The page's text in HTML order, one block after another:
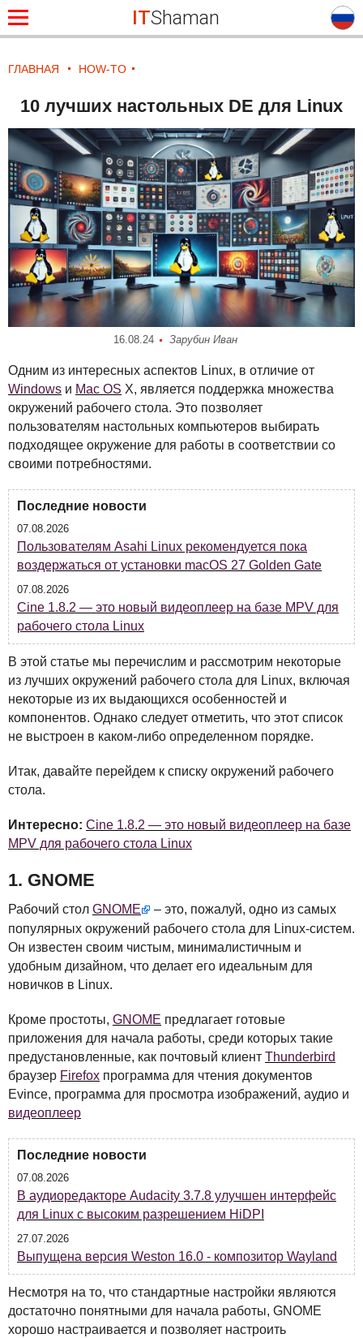
ITShaman
ГЛАВНАЯ HOW-TO
10 лучших настольных DE для Linux
16.08.24 Зарубин Иван
Одним из интересных аспектов Linux, в отличие от
Windows и Mac OS X, является поддержка множества
окружений рабочего стола. Это позволяет
пользователям настольных компьютеров выбирать
подходящее окружение для работы в соответствии со
своими потребностями.
Последние новости
07.08.2026
Пользователям Asahi Linux рекомендуется пока
воздержаться от установки macOS 27 Golden Gate
07.08.2026
Cine 1.8.2 — это новый видеоплеер на базе MPV для
рабочего стола Linux
В этой статье мы перечислим и рассмотрим некоторые
из лучших окружений рабочего стола для Linux, включая
некоторые из их выдающихся особенностей и
компонентов. Однако следует отметить, что этот список
не выстроен в каком-либо определенном порядке.
Итак, давайте перейдем к списку окружений рабочего
стола.
Интересно: Cine 1.8.2 — это новый видеоплеер на базе
MPV для рабочего стола Linux
1. GNOME
Рабочий стол GNOME
– это, пожалуй, одно из самых
популярных окружений рабочего стола для Linux-систем.
Он известен своим чистым, минималистичным и
удобным дизайном, что делает его идеальным для
новичков в Linux.
Кроме простоты, GNOME предлагает готовые
приложения для начала работы, среди которых такие
предустановленные, как почтовый клиент Thunderbird
браузер Firefox программа для чтения документов
Evince, программа для просмотра изображений, аудио и
видеоплеер
Последние новости
07.08.2026
В аудиоредакторе Audacity 3.7.8 улучшен интерфейс
для Linux с высоким разрешением HiDPI
27.07.2026
Выпущена версия Weston 16.0 - композитор Wayland
Несмотря на то, что стандартные настройки являются
достаточно понятными для начала работы, GNOME
хорошо настраивается и позволяет настроить